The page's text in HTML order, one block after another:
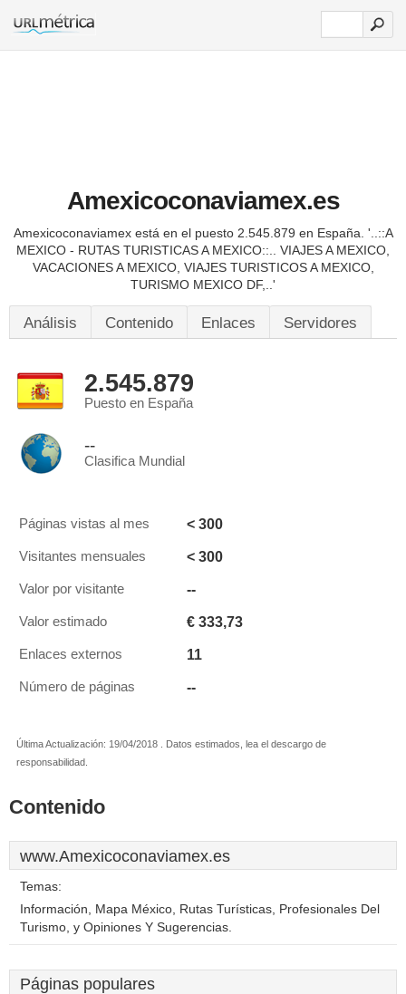
Amexicoconaviamex.es
Amexicoconaviamex está en el puesto 2.545.879 en España. '..::A
MEXICO - RUTAS TURISTICAS A MEXICO::.. VIAJES A MEXICO,
VACACIONES A MEXICO, VIAJES TURISTICOS A MEXICO,
TURISMO MEXICO DF,..'
Análisis Contenido Enlaces Servidores
2.545.879
Puesto en España
--
Clasifica Mundial
Páginas vistas al mes < 300
Visitantes mensuales < 300
Valor por visitante --
Valor estimado € 333,73
Enlaces externos 11
Número de páginas --
Última Actualización: 19/04/2018 . Datos estimados, lea el descargo de
responsabilidad.
Contenido
www.Amexicoconaviamex.es
Temas:
Información, Mapa México, Rutas Turísticas, Profesionales Del
Turismo, y Opiniones Y Sugerencias.
Páginas populares